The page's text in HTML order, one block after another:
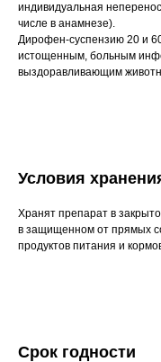
индивидуальная
числе в анамнезе).
Дирофен-суспензию 20 и
истощенным, больным
выздоравливающим
Условия
Хранят препарат в
в защищенном от прямых
продуктов питания и
Срок годности
Согласие на обработку
+7 (3452) 57-54-36
Правила оказания